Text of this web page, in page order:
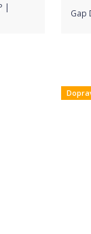
|
Gap